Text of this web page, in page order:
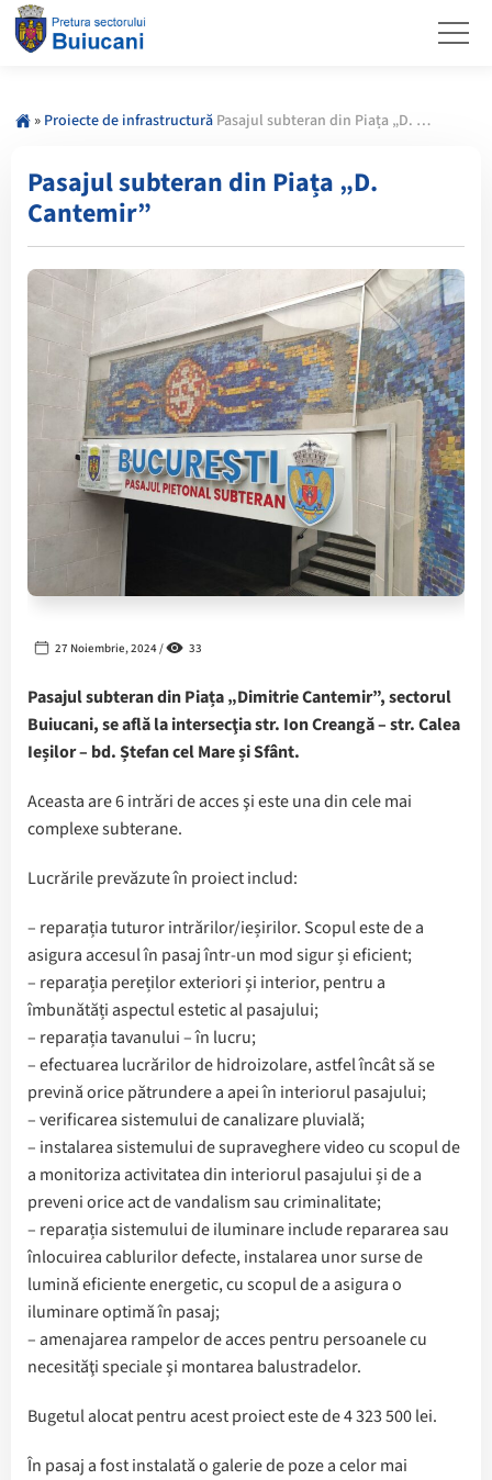
» Proiecte de infrastructură Pasajul subteran din Piața „D. Cantemir”
Pasajul subteran din Piața „D.
Cantemir”
27 Noiembrie, 2024 / 33
Pasajul subteran din Piața „Dimitrie Cantemir”, sectorul
Buiucani, se află la intersecţia str. Ion Creangă – str. Calea
Ieșilor – bd. Ștefan cel Mare și Sfânt.
Aceasta are 6 intrări de acces şi este una din cele mai
complexe subterane.
Lucrările prevăzute în proiect includ:
– reparația tuturor intrărilor/ieșirilor. Scopul este de a
asigura accesul în pasaj într-un mod sigur și eficient;
– reparația pereților exteriori și interior, pentru a
îmbunătăți aspectul estetic al pasajului;
– reparația tavanului – în lucru;
– efectuarea lucrărilor de hidroizolare, astfel încât să se
prevină orice pătrundere a apei în interiorul pasajului;
– verificarea sistemului de canalizare pluvială;
– instalarea sistemului de supraveghere video cu scopul de
a monitoriza activitatea din interiorul pasajului și de a
preveni orice act de vandalism sau criminalitate;
– reparația sistemului de iluminare include repararea sau
înlocuirea cablurilor defecte, instalarea unor surse de
lumină eficiente energetic, cu scopul de a asigura o
iluminare optimă în pasaj;
– amenajarea rampelor de acces pentru persoanele cu
necesităţi speciale şi montarea balustradelor.
Bugetul alocat pentru acest proiect este de 4 323 500 lei.
În pasaj a fost instalată o galerie de poze a celor mai